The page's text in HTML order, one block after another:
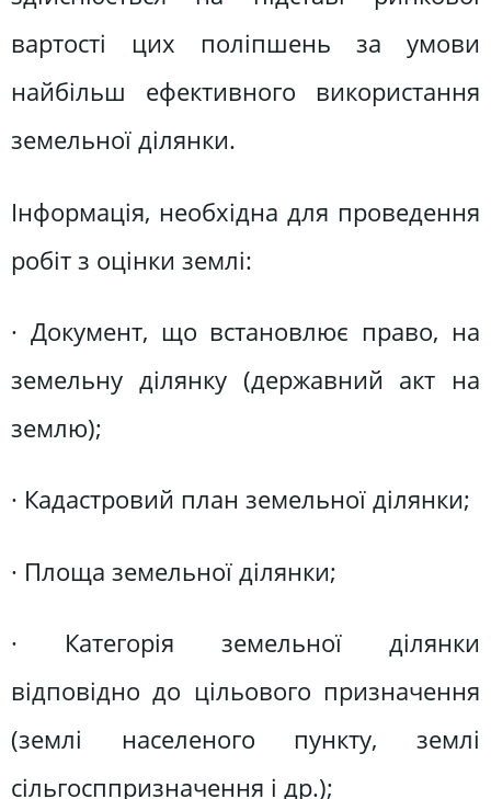
вартості цих поліпшень за умови
найбільш ефективного використання
земельної ділянки.
Інформація, необхідна для проведення
робіт з оцінки землі:
· Документ, що встановлює право, на
земельну ділянку (державний акт на
землю);
· Кадастровий план земельної ділянки;
· Площа земельної ділянки;
· Категорія земельної ділянки
відповідно до цільового призначення
(землі населеного пункту, землі
сільгосппризначення і др.);